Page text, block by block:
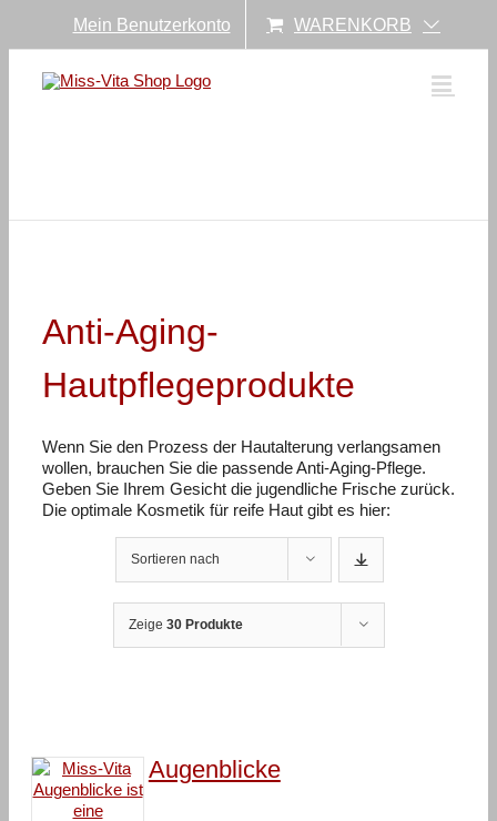
springen
Mein Benutzerkonto WARENKORB
Anti-Aging-
Hautpflegeprodukte
Wenn Sie den Prozess der Hautalterung verlangsamen
wollen, brauchen Sie die passende Anti-Aging-Pflege.
Geben Sie Ihrem Gesicht die jugendliche Frische zurück.
Die optimale Kosmetik für reife Haut gibt es hier:
Sortieren nach
Zeige 30 Produkte
Augenblicke